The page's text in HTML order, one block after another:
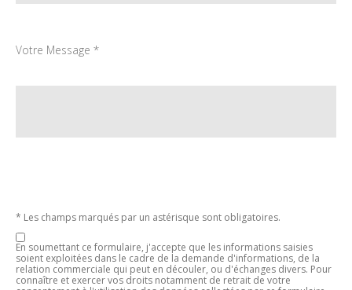
Votre Message *
* Les champs marqués par un astérisque sont obligatoires.
En soumettant ce formulaire, j'accepte que les informations saisies
soient exploitées dans le cadre de la demande d'informations, de la
relation commerciale qui peut en découler, ou d'échanges divers. Pour
connaître et exercer vos droits notamment de retrait de votre